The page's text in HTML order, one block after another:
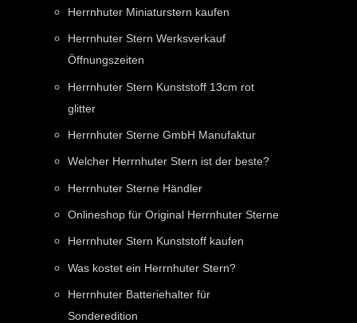
Herrnhuter Miniaturstern kaufen
Herrnhuter Stern Werksverkauf
Öffnungszeiten
Herrnhuter Stern Kunststoff 13cm rot
glitter
Herrnhuter Sterne GmbH Manufaktur
Welcher Herrnhuter Stern ist der beste?
Herrnhuter Sterne Händler
Onlineshop für Original Herrnhuter Sterne
Herrnhuter Stern Kunststoff kaufen
Was kostet ein Herrnhuter Stern?
Herrnhuter Batteriehalter für
Sonderedition